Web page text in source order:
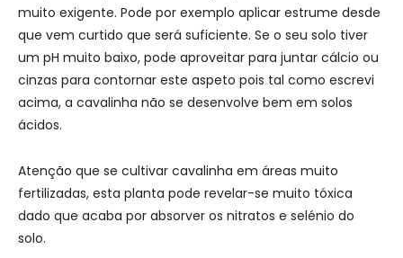
muito exigente. Pode por exemplo aplicar estrume desde
que vem curtido que será suficiente. Se o seu solo tiver
um pH muito baixo, pode aproveitar para juntar cálcio ou
cinzas para contornar este aspeto pois tal como escrevi
acima, a cavalinha não se desenvolve bem em solos
ácidos.
Atenção que se cultivar cavalinha em áreas muito
fertilizadas, esta planta pode revelar-se muito tóxica
dado que acaba por absorver os nitratos e selénio do
solo.